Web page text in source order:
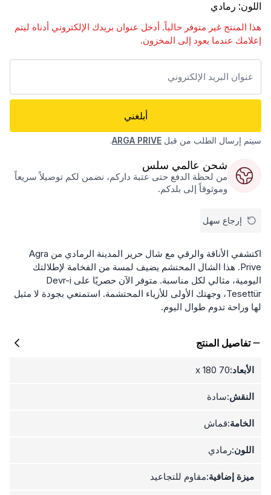
اللون: رمادي
هذا المنتج غير متوفر حالياً. أدخل عنوان بريدك الإلكتروني أدناه ليتم
إعلامك عندما يعود إلى المخزون.
أبلغني
سيتم إرسال الطلب من قبل ARGA PRIVE
.
شحن عالمي سلس
من لحظة الدفع حتى عتبة داركم، نضمن لكم توصيلاً سريعاً
وموثوقاً إلى بلدكم.
إرجاع سهل
اكتشفي الأناقة والرقي مع شال حرير المدينة الرمادي من Agra
Prive. هذا الشال المحتشم يضيف لمسة من الفخامة لإطلالتك
اليومية، مثالي لكل مناسبة. متوفر الآن حصريًا على Devr-i
Tesettür، وجهتك الأولى للأزياء المحتشمة. استمتعي بجودة لا مثيل
لها وراحة تدوم طوال اليوم.
تفاصيل المنتج
الأبعاد:70 x 180
النقش:سادة
الخامة:قماش
اللون:رمادي
ميزة إضافية:مقاوم للتجاعيد